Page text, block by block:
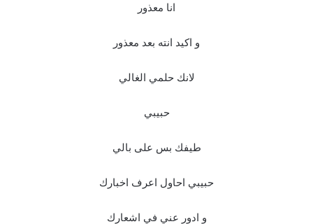
انا معذور
و اكيد انته بعد معذور
لانك حلمي الغالي
حبيبي
طيفك بس على بالي
حبيبي احاول اعرف اخبارك
و ادور عني في اشعارك